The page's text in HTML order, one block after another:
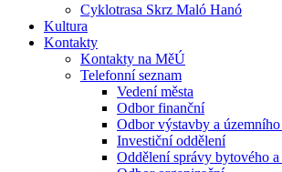
Cyklotrasa Skrz Maló Hanó
Kultura
Kontakty
Kontakty na MěÚ
Telefonní seznam
Vedení města
Odbor finanční
Odbor výstavby a
Investiční oddělení
Oddělení správy bytového